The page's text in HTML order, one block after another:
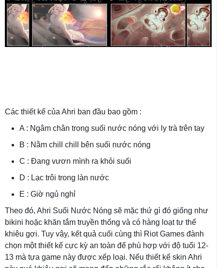
Các thiết kế của Ahri ban đầu bao gồm :
A : Ngâm chân trong suối nước nóng với ly trà trên tay
B : Nằm chill chill bên suối nước nóng
C : Đang vươn mình ra khỏi suối
D : Lạc trôi trong làn nước
E : Giờ ngủ nghỉ
Theo đó, Ahri Suối Nước Nóng sẽ mặc thứ gì đó giống như
bikini hoặc khăn tắm truyền thống và có hàng loạt tư thế
khiêu gợi. Tuy vậy, kết quả cuối cùng thì Riot Games đành
chọn một thiết kế cực kỳ an toàn để phù hợp với độ tuổi 12-
13 mà tựa game này được xếp loại. Nếu thiết kế skin Ahri